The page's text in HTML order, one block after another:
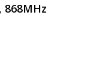
868MHz